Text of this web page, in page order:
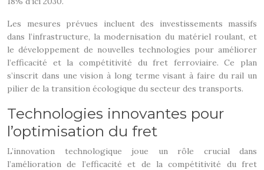
Les mesures prévues incluent des investissements massifs
dans l’infrastructure, la modernisation du matériel roulant, et
le développement de nouvelles technologies pour améliorer
l’efficacité et la compétitivité du fret ferroviaire. Ce plan
s’inscrit dans une vision à long terme visant à faire du rail un
pilier de la transition écologique du secteur des transports.
Technologies innovantes pour
l’optimisation du fret
L’innovation technologique joue un rôle crucial dans
l’amélioration de l’efficacité et de la compétitivité du fret